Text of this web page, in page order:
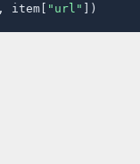
item[ "url" ])